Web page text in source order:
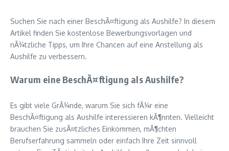
Suchen Sie nach einer BeschÃ¤ftigung als Aushilfe? In diesem
Artikel finden Sie kostenlose Bewerbungsvorlagen und
nÃ¼tzliche Tipps, um Ihre Chancen auf eine Anstellung als
Aushilfe zu verbessern.
Warum eine BeschÃ¤ftigung als Aushilfe?
Es gibt viele GrÃ¼nde, warum Sie sich fÃ¼r eine
BeschÃ¤ftigung als Aushilfe interessieren kÃ¶nnten. Vielleicht
brauchen Sie zusÃ¤tzliches Einkommen, mÃ¶chten
Berufserfahrung sammeln oder einfach Ihre Zeit sinnvoll